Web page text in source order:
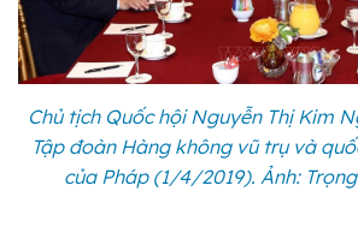
Chủ tịch Quốc hội Nguyễn Thị Kim
Tập đoàn Hàng không vũ trụ và
của Pháp (1/4/2019). Ảnh: